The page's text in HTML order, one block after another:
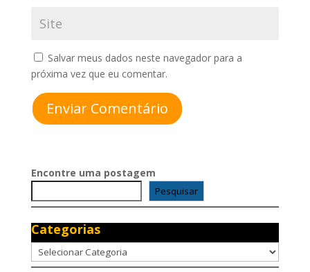
Salvar meus dados neste navegador para a
próxima vez que eu comentar.
Enviar Comentário
Encontre uma postagem
Pesquisar
Categorias
Categorias